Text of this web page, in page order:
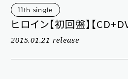
11th single
ヒロイン【初回盤】【
2015.01.21 release